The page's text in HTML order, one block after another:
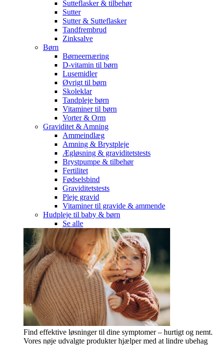
Sutteflasker & tilbehør
Sutter
Sutter & Sutteflasker
Tandfrembrud
Zinksalve
Børn
Børneernæring
D-vitamin til børn
Lusemidler
Øvrigt til børn
Skoleklar
Tandpleje børn
Vitaminer til børn
Vorter & Orm
Graviditet & Amning
Ammeindlæg
Amning & Brystpleje
Ægløsning & graviditetstests
Brystpumpe & tilbehør
Fertilitet
Fødselsbind
Graviditetstests
Pleje gravid
Vitaminer til gravide & ammende
Hudpleje til baby & børn
Se alle
Find effektive løsninger til dine symptomer – hurtigt og nemt.
Vores nøje udvalgte produkter hjælper med at lindre ubehag